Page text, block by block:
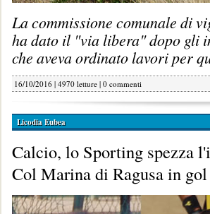
La commissione comunale di
ha dato il "via libera" dopo gli
che aveva ordinato lavori per
16/10/2016 | 4970 letture | 0 commenti
Licodia Eubea
Calcio, lo Sporting spezza
Col Marina di Ragusa in